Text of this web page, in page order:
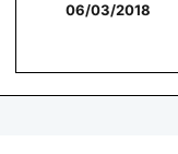
06/03/2018